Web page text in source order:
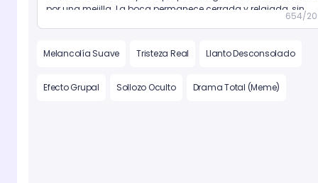
654/
Melancolía Suave Tristeza Real Llanto Desconsolado
Efecto Grupal Sollozo Oculto Drama Total (Meme)